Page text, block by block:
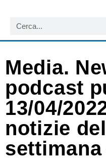
Media.
podcast
13/04/
notizie